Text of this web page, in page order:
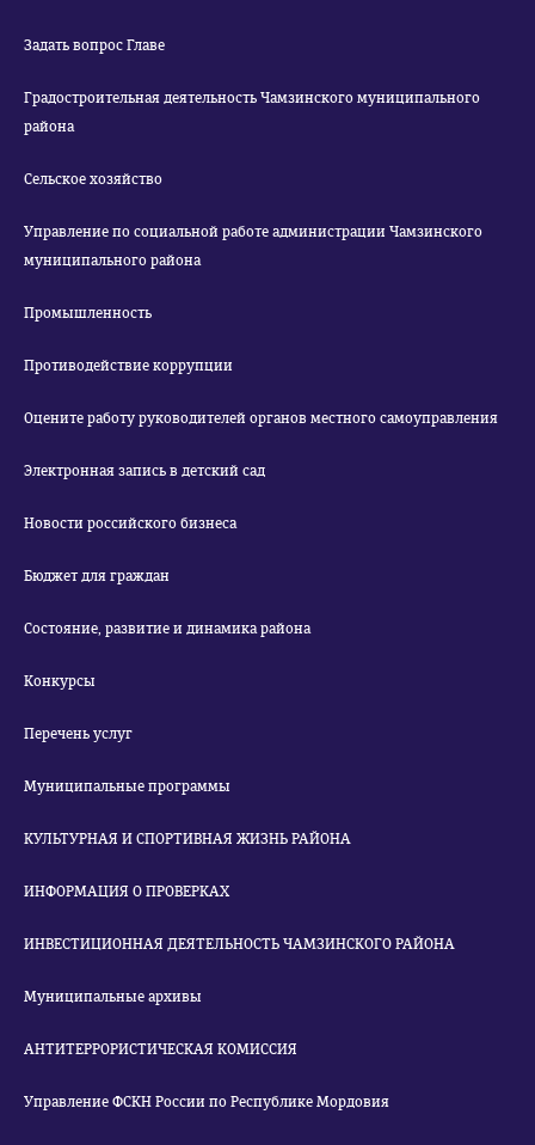
Задать вопрос Главе
Градостроительная деятельность Чамзинского муниципального
района
Сельское хозяйство
Управление по социальной работе администрации Чамзинского
муниципального района
Промышленность
Противодействие коррупции
Оцените работу руководителей органов местного самоуправления
Электронная запись в детский сад
Новости российского бизнеса
Бюджет для граждан
Состояние, развитие и динамика района
Конкурсы
Перечень услуг
Муниципальные программы
КУЛЬТУРНАЯ И СПОРТИВНАЯ ЖИЗНЬ РАЙОНА
ИНФОРМАЦИЯ О ПРОВЕРКАХ
ИНВЕСТИЦИОННАЯ ДЕЯТЕЛЬНОСТЬ ЧАМЗИНСКОГО РАЙОНА
Муниципальные архивы
АНТИТЕРРОРИСТИЧЕСКАЯ КОМИССИЯ
Управление ФСКН России по Республике Мордовия